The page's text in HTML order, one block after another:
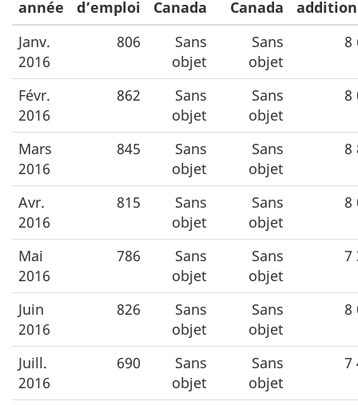
année
d’emploi
Canada
Canada
Janv.
2016
806
Sans
objet
Sans
objet
8
Févr.
2016
862
Sans
objet
Sans
objet
8
Mars
2016
845
Sans
objet
Sans
objet
8
Avr.
2016
815
Sans
objet
Sans
objet
8
Mai
2016
786
Sans
objet
Sans
objet
7
Juin
2016
826
Sans
objet
Sans
objet
8
Juill.
2016
690
Sans
objet
Sans
objet
7